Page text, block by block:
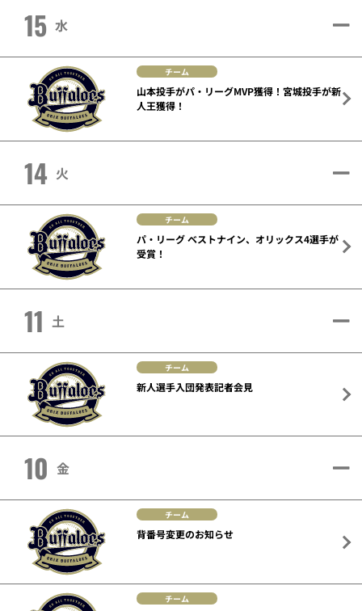
15 水
チーム
山本投手がパ・リーグMVP獲得！宮城投手が新
人王獲得！
14 火
チーム
パ・リーグ ベストナイン、オリックス4選手が
受賞！
11 土
チーム
新人選手入団発表記者会見
10 金
チーム
背番号変更のお知らせ
チーム